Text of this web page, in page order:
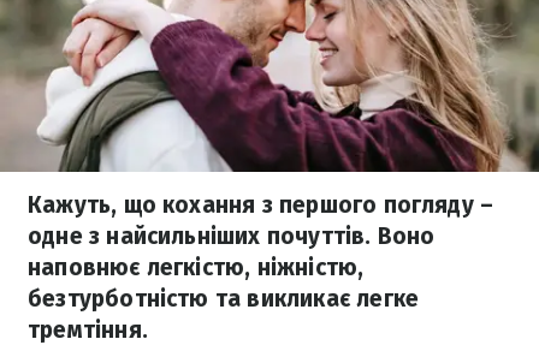
Кажуть, що кохання з першого погляду –
одне з найсильніших почуттів. Воно
наповнює легкістю, ніжністю,
безтурботністю та викликає легке
тремтіння.